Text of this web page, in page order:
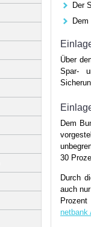
Der
Über
Spar-
Dem
30
Durch
auch
netbank